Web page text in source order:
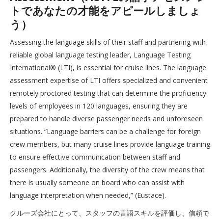
トであなたの才能をアピールしましょ
う）
Assessing the language skills of their staff and partnering with
reliable global language testing leader, Language Testing
International® (LTI), is essential for cruise lines. The language
assessment expertise of LTI offers specialized and convenient
remotely proctored testing that can determine the proficiency
levels of employees in 120 languages, ensuring they are
prepared to handle diverse passenger needs and unforeseen
situations. “Language barriers can be a challenge for foreign
crew members, but many cruise lines provide language training
to ensure effective communication between staff and
passengers. Additionally, the diversity of the crew means that
there is usually someone on board who can assist with
language interpretation when needed,” (Eustace).
クルーズ会社にとって、スタッフの言語スキルを評価し、信頼で